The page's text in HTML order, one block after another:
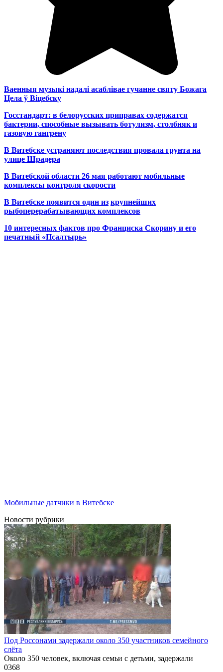
Ваенныя музыкі надалі асаблівае гучанне святу Божага
Цела ў Віцебску
Госстандарт: в белорусских приправах содержатся
бактерии, способные вызывать ботулизм, столбняк и
газовую гангрену
В Витебске устраняют последствия провала грунта на
улице Шрадера
В Витебской области 26 мая работают мобильные
комплексы контроля скорости
В Витебске появится один из крупнейших
рыбоперерабатывающих комплексов
10 интересных фактов про Франциска Скорину и его
печатный «Псалтырь»
Мобильные датчики в Витебске
Новости рубрики
Под Россонами задержали около 350 участников семейного
слёта
Около 350 человек, включая семьи с детьми, задержали
0368